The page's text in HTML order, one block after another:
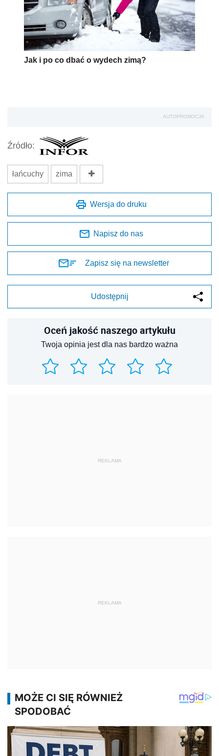
Jak i po co dbać o wydech zimą?
AUTOPROMOCJA
Źródło:
łańcuchy zima
Wersja do druku
Napisz do nas
Zapisz się na newsletter
Udostępnij
Oceń jakość naszego artykułu
Twoja opinia jest dla nas bardzo ważna
REKLAMA
REKLAMA